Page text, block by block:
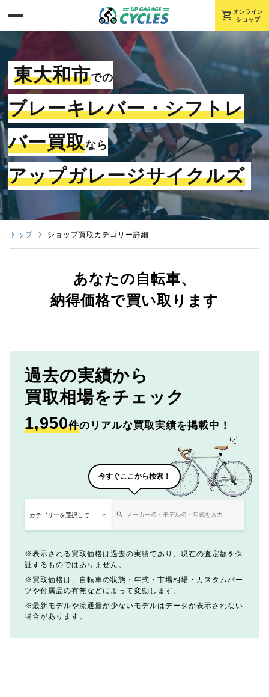
shopping_cart オンライン
ショップ
東大和市での
ブレーキレバー・シフトレ
バー買取なら
アップガレージサイクルズ
トップ ショップ買取カテゴリー詳細
あなたの自転車、
納得価格で買い取ります
過去の実績から
買取相場をチェック
1,950件のリアルな買取実績を掲載中！
今すぐここから検索！
表示される買取価格は過去の実績であり、現在の査定額を保
証するものではありません。
買取価格は、自転車の状態・年式・市場相場・カスタムパー
ツや付属品の有無などによって変動します。
最新モデルや流通量が少ないモデルはデータが表示されない
場合があります。